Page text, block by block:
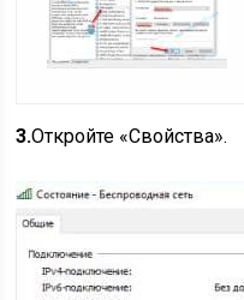
3.Откройте «Свойства».